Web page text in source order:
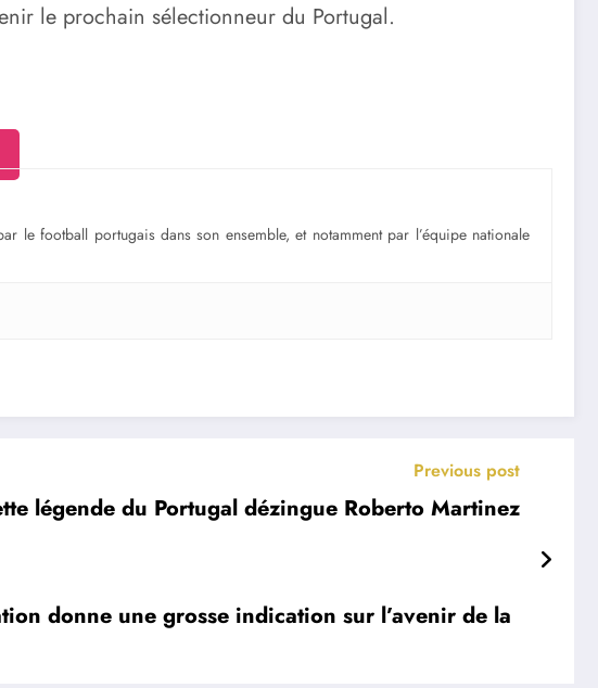
le prochain sélectionneur du Portugal.
le football portugais dans son ensemble, et notamment par l’équipe nationale
Previous post
légende du Portugal dézingue Roberto Martinez
donne une grosse indication sur l’avenir de la